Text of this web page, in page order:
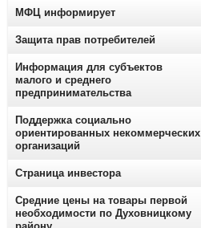
МФЦ информирует
Защита прав потребителей
Информация для субъектов
малого и среднего
предпринимательства
Поддержка социально
ориентированных некоммерческих
организаций
Страница инвестора
Средние цены на товары первой
необходимости по Духовницкому